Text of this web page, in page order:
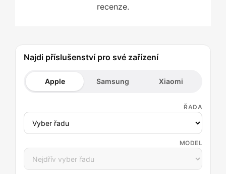
recenze.
Najdi příslušenství pro své zařízení
Apple Samsung Xiaomi
ŘADA
MODEL